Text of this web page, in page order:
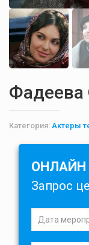
Фадеева
Категория: Актеры
ОНЛАЙН
Запрос